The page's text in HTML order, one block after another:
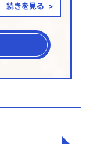
続きを見る >